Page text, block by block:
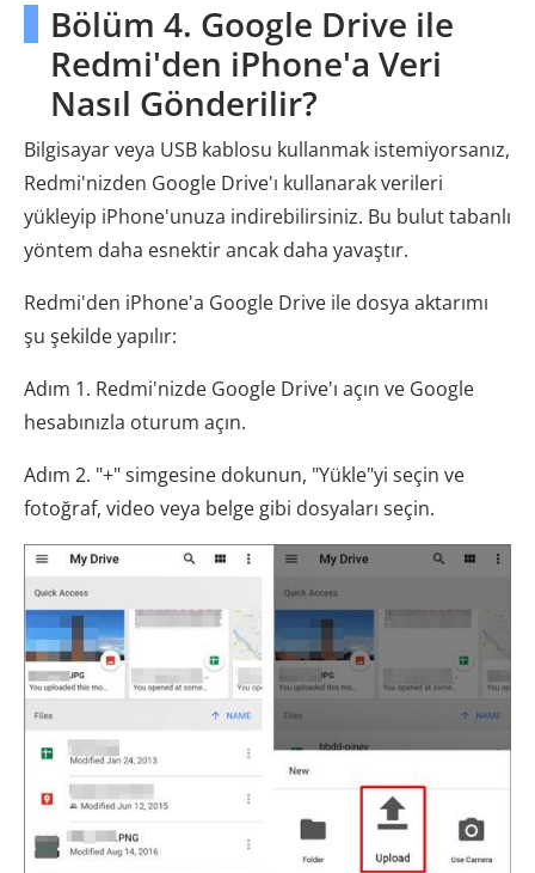
Bölüm 4. Google Drive ile
Redmi'den iPhone'a Veri
Nasıl Gönderilir?
Bilgisayar veya USB kablosu kullanmak istemiyorsanız,
Redmi'nizden Google Drive'ı kullanarak verileri
yükleyip iPhone'unuza indirebilirsiniz. Bu bulut tabanlı
yöntem daha esnektir ancak daha yavaştır.
Redmi'den iPhone'a Google Drive ile dosya aktarımı
şu şekilde yapılır:
Adım 1. Redmi'nizde Google Drive'ı açın ve Google
hesabınızla oturum açın.
Adım 2. "+" simgesine dokunun, "Yükle"yi seçin ve
fotoğraf, video veya belge gibi dosyaları seçin.